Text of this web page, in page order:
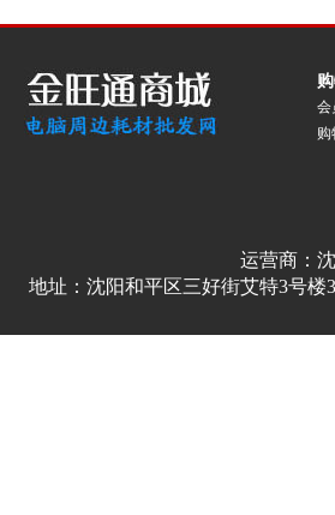
会
购
运营商：
地址：沈阳和平区三好街艾特3号楼